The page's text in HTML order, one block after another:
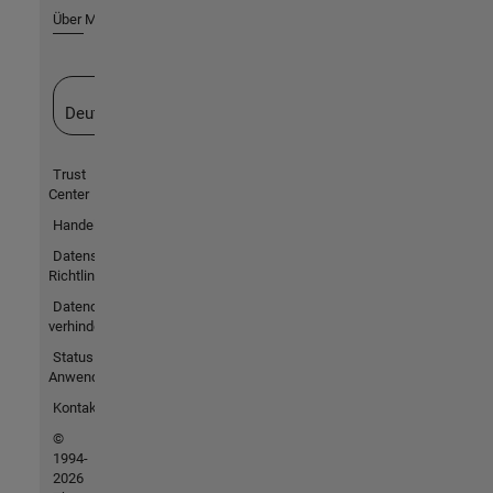
Über MathWorks
Deutschland
Trust
Center
Handelsmarken
Datenschutz-
Richtlinien
Datendiebstahl
verhindern
Status von
Anwendungen
Kontakt
©
1994-
2026